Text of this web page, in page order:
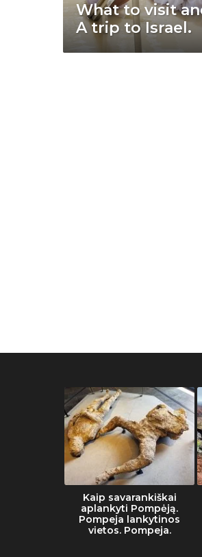
What to visit
A trip to Israel.
Kaip savarankiškai
aplankyti Pompėją.
Pompeja lankytinos
vietos. Pompeja.